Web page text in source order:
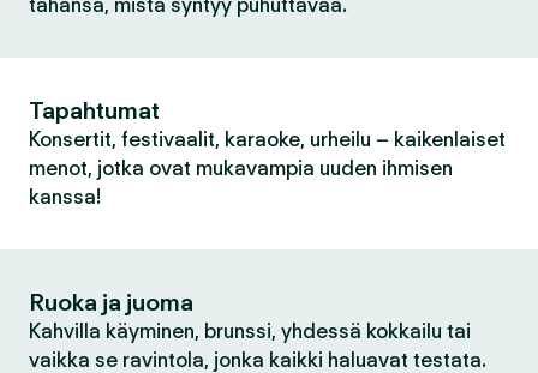
tahansa, mistä syntyy puhuttavaa.
Tapahtumat
Konsertit, festivaalit, karaoke, urheilu – kaikenlaiset
menot, jotka ovat mukavampia uuden ihmisen
kanssa!
Ruoka ja juoma
Kahvilla käyminen, brunssi, yhdessä kokkailu tai
vaikka se ravintola, jonka kaikki haluavat testata.